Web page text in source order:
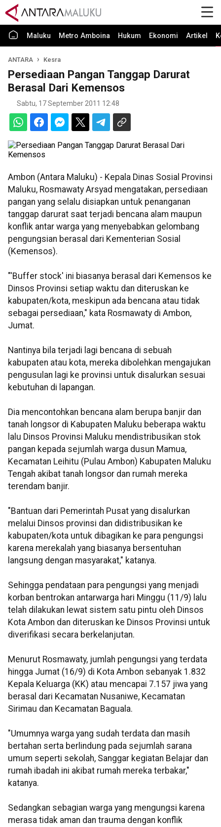
Maluku Metro Amboina Hukum Ekonomi Artikel
ANTARA Kesra
Persediaan Pangan Tanggap Darurat
Berasal Dari Kemensos
Sabtu, 17 September 2011 12:48
Ambon (Antara Maluku) - Kepala Dinas Sosial Provinsi
Maluku, Rosmawaty Arsyad mengatakan, persediaan
pangan yang selalu disiapkan untuk penanganan
tanggap darurat saat terjadi bencana alam maupun
konflik antar warga yang menyebabkan gelombang
pengungsian berasal dari Kementerian Sosial
(Kemensos).
"'Buffer stock' ini biasanya berasal dari Kemensos ke
Dinsos Provinsi setiap waktu dan diteruskan ke
kabupaten/kota, meskipun ada bencana atau tidak
sebagai persediaan," kata Rosmawaty di Ambon,
Jumat.
Nantinya bila terjadi lagi bencana di sebuah
kabupaten atau kota, mereka dibolehkan mengajukan
pengusulan lagi ke provinsi untuk disalurkan sesuai
kebutuhan di lapangan.
Dia mencontohkan bencana alam berupa banjir dan
tanah longsor di Kabupaten Maluku beberapa waktu
lalu Dinsos Provinsi Maluku mendistribusikan stok
pangan kepada sejumlah warga dusun Mamua,
Kecamatan Leihitu (Pulau Ambon) Kabupaten Maluku
Tengah akibat tanah longsor dan rumah mereka
terendam banjir.
"Bantuan dari Pemerintah Pusat yang disalurkan
melalui Dinsos provinsi dan didistribusikan ke
kabupaten/kota untuk dibagikan ke para pengungsi
karena merekalah yang biasanya bersentuhan
langsung dengan masyarakat," katanya.
Sehingga pendataan para pengungsi yang menjadi
korban bentrokan antarwarga hari Minggu (11/9) lalu
telah dilakukan lewat sistem satu pintu oleh Dinsos
Kota Ambon dan diteruskan ke Dinsos Provinsi untuk
diverifikasi secara berkelanjutan.
Menurut Rosmawaty, jumlah pengungsi yang terdata
hingga Jumat (16/9) di Kota Ambon sebanyak 1.832
Kepala Keluarga (KK) atau mencapai 7.157 jiwa yang
berasal dari Kecamatan Nusaniwe, Kecamatan
Sirimau dan Kecamatan Baguala.
"Umumnya warga yang sudah terdata dan masih
bertahan serta berlindung pada sejumlah sarana
umum seperti sekolah, Sanggar kegiatan Belajar dan
rumah ibadah ini akibat rumah mereka terbakar,"
katanya.
Sedangkan sebagian warga yang mengungsi karena
merasa tidak aman dan trauma dengan konflik